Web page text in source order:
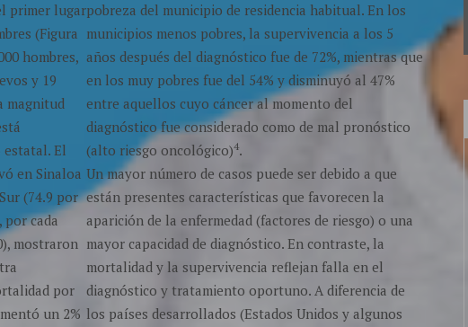
primer lugar
(Figura
hombres,
y 19
magnitud
El
en Sinaloa
(74.9 por
por cada
mostraron
por
un 2%
pobreza del municipio de residencia habitual. En los
municipios menos pobres, la supervivencia a los 5
años después del diagnóstico fue de 72%, mientras que
en los muy pobres fue del 54% y disminuyó al 47%
entre aquellos cuyo cáncer al momento del
diagnóstico fue considerado como de mal pronóstico
(alto riesgo oncológico)4.
Un mayor número de casos puede ser debido a que
están presentes características que favorecen la
aparición de la enfermedad (factores de riesgo) o una
mayor capacidad de diagnóstico. En contraste, la
mortalidad y la supervivencia reflejan falla en el
diagnóstico y tratamiento oportuno. A diferencia de
los países desarrollados (Estados Unidos y algunos